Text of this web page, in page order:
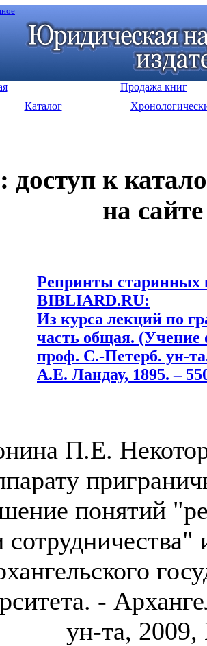
Продажа книг
Каталог
доступ к
на
Репринты старинных
BIBLIARD.RU:
Из курса лекций по
часть общая.
проф. С.-Петерб. ун-
А.Е. Ландау, 1895. –
П.Е.
понятий
-
ун-та,